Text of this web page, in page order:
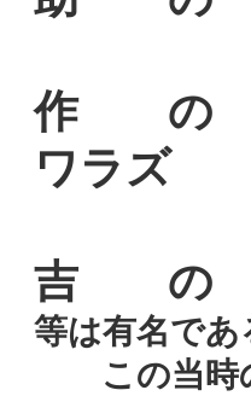
生
作 の
ワラズ
太
吉 の
等は有名であ
この当時